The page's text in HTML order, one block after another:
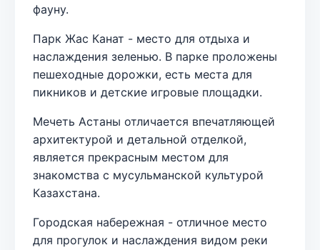
фауну.
Парк Жас Канат - место для отдыха и
наслаждения зеленью. В парке проложены
пешеходные дорожки, есть места для
пикников и детские игровые площадки.
Мечеть Астаны отличается впечатляющей
архитектурой и детальной отделкой,
является прекрасным местом для
знакомства с мусульманской культурой
Казахстана.
Городская набережная - отличное место
для прогулок и наслаждения видом реки